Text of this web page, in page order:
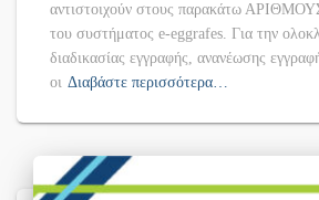
αντιστοιχούν στους παρακάτω
του συστήματος e-eggrafes. Για την
διαδικασίας εγγραφής, ανανέωσης
οι Διαβάστε περισσότερα…